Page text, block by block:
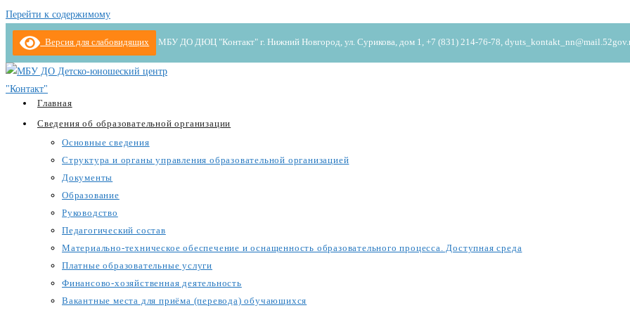
Перейти к содержимому
Версия для слабовидящих МБУ ДО ДЮЦ "Контакт" г. Нижний Новгород, ул. Сурикова, дом 1, +7 (831) 214-76-78,
Главная
Сведения об образовательной организации
Основные сведения
Структура и органы управления образовательной организацией
Документы
Образование
Руководство
Педагогический состав
Материально-техническое обеспечение и оснащенность образовательного процесса. Доступная среда
Платные образовательные услуги
Финансово-хозяйственная деятельность
Вакантные места для приёма (перевода) обучающихся